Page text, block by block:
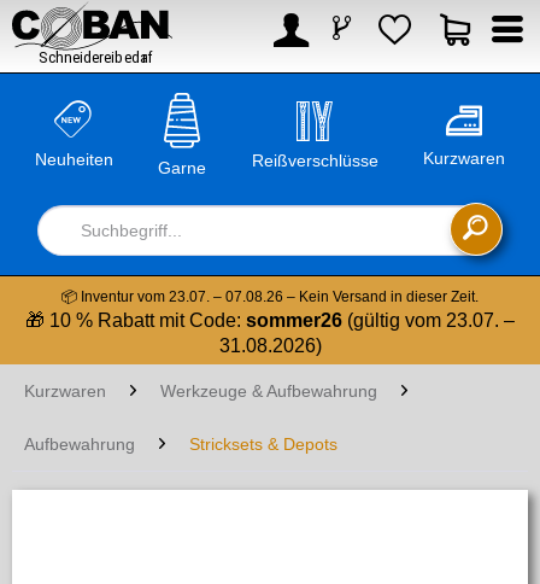
 

Neuheiten Garne

Reißverschlüsse Kurzwaren
📦 Inventur vom 23.07. – 07.08.26 – Kein Versand in dieser Zeit.
🎁 10 % Rabatt mit Code: sommer26 (gültig vom 23.07. –
31.08.2026)
Kurzwaren Werkzeuge & Aufbewahrung
Aufbewahrung Stricksets & Depots